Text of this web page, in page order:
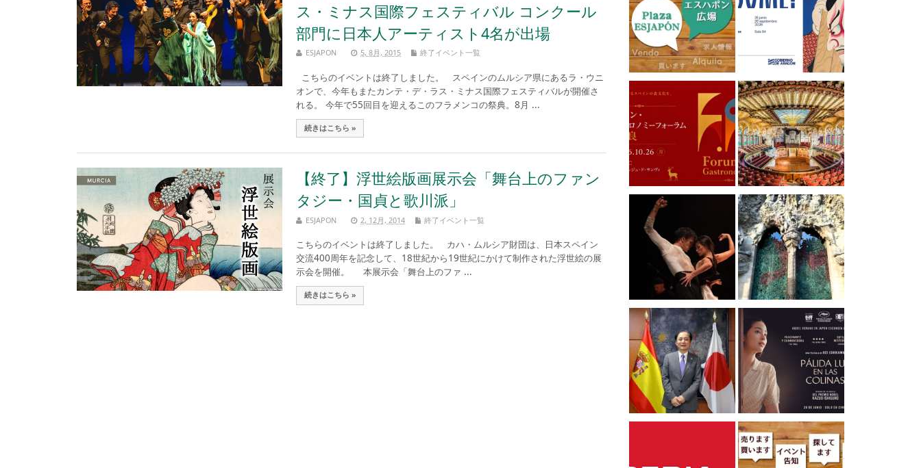
ス・ミナス国際フェスティバル コンクール
部門に日本人アーティスト4名が出場
ESJAPON 5, 8月, 2015 終了イベント一覧
こちらのイベントは終了しました。 スペインのムルシア県にあるラ・ウニ
オンで、今年もまたカンテ・デ・ラス・ミナス国際フェスティバルが開催さ
れる。 今年で55回目を迎えるこのフラメンコの祭典。8月 ...
続きはこちら »
【終了】浮世絵版画展示会「舞台上のファン
タジー・国貞と歌川派」
ESJAPON 2, 12月, 2014 終了イベント一覧
こちらのイベントは終了しました。 カハ・ムルシア財団は、日本スペイン
交流400周年を記念して、18世紀から19世紀にかけて制作された浮世絵の展
示会を開催。 本展示会「舞台上のファ ...
続きはこちら »